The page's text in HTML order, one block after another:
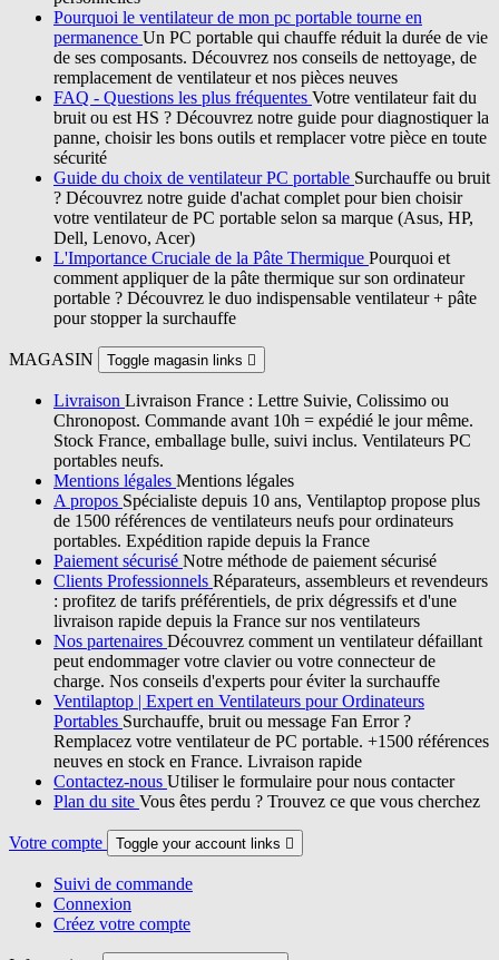
Pourquoi le ventilateur de mon pc portable tourne en
permanence Un PC portable qui chauffe réduit la durée de vie
de ses composants. Découvrez nos conseils de nettoyage, de
remplacement de ventilateur et nos pièces neuves
FAQ - Questions les plus fréquentes Votre ventilateur fait du
bruit ou est HS ? Découvrez notre guide pour diagnostiquer la
panne, choisir les bons outils et remplacer votre pièce en toute
sécurité
Guide du choix de ventilateur PC portable Surchauffe ou bruit
? Découvrez notre guide d'achat complet pour bien choisir
votre ventilateur de PC portable selon sa marque (Asus, HP,
Dell, Lenovo, Acer)
L'Importance Cruciale de la Pâte Thermique Pourquoi et
comment appliquer de la pâte thermique sur son ordinateur
portable ? Découvrez le duo indispensable ventilateur + pâte
pour stopper la surchauffe
MAGASIN Toggle magasin links 
Livraison Livraison France : Lettre Suivie, Colissimo ou
Chronopost. Commande avant 10h = expédié le jour même.
Stock France, emballage bulle, suivi inclus. Ventilateurs PC
portables neufs.
Mentions légales Mentions légales
A propos Spécialiste depuis 10 ans, Ventilaptop propose plus
de 1500 références de ventilateurs neufs pour ordinateurs
portables. Expédition rapide depuis la France
Paiement sécurisé Notre méthode de paiement sécurisé
Clients Professionnels Réparateurs, assembleurs et revendeurs
: profitez de tarifs préférentiels, de prix dégressifs et d'une
livraison rapide depuis la France sur nos ventilateurs
Nos partenaires Découvrez comment un ventilateur défaillant
peut endommager votre clavier ou votre connecteur de
charge. Nos conseils d'experts pour éviter la surchauffe
Ventilaptop | Expert en Ventilateurs pour Ordinateurs
Portables Surchauffe, bruit ou message Fan Error ?
Remplacez votre ventilateur de PC portable. +1500 références
neuves en stock en France. Livraison rapide
Contactez-nous Utiliser le formulaire pour nous contacter
Plan du site Vous êtes perdu ? Trouvez ce que vous cherchez
Votre compte Toggle your account links 
Suivi de commande
Connexion
Créez votre compte